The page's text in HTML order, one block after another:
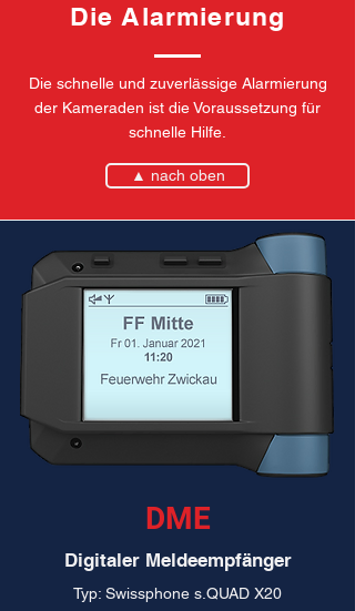
DME
Digitaler Meldeempfänger
Typ: Swissphone s.QUAD X20
Die Alarmierung
Die schnelle und zuverlässige Alarmierung
der Kameraden ist die Voraussetzung für
schnelle Hilfe.
▲ nach oben